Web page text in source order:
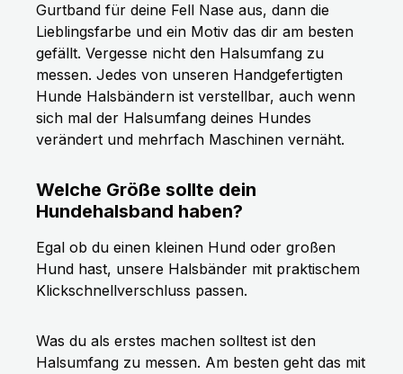
Gurtband für deine Fell Nase aus, dann die
Lieblingsfarbe und ein Motiv das dir am besten
gefällt. Vergesse nicht den Halsumfang zu
messen. Jedes von unseren Handgefertigten
Hunde Halsbändern ist verstellbar, auch wenn
sich mal der Halsumfang deines Hundes
verändert und mehrfach Maschinen vernäht.
Welche Größe sollte dein
Hundehalsband haben?
Egal ob du einen kleinen Hund oder großen
Hund hast, unsere Halsbänder mit praktischem
Klickschnellverschluss passen.
Was du als erstes machen solltest ist den
Halsumfang zu messen. Am besten geht das mit